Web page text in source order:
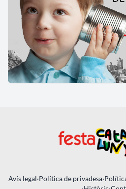
Avís legal·Política de privadesa·